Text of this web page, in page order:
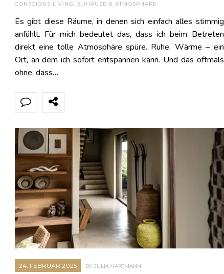
CONSCIOUS LIVING ZUHAUSE & ATMOSPHÄRE
Es gibt diese Räume, in denen sich einfach alles stimmig
anfühlt. Für mich bedeutet das, dass ich beim Betreten
direkt eine tolle Atmosphäre spüre. Ruhe, Wärme – ein
Ort, an dem ich sofort entspannen kann. Und das oftmals
ohne, dass…
24. FEBRUAR 2025 BY JULIA HARTMANN